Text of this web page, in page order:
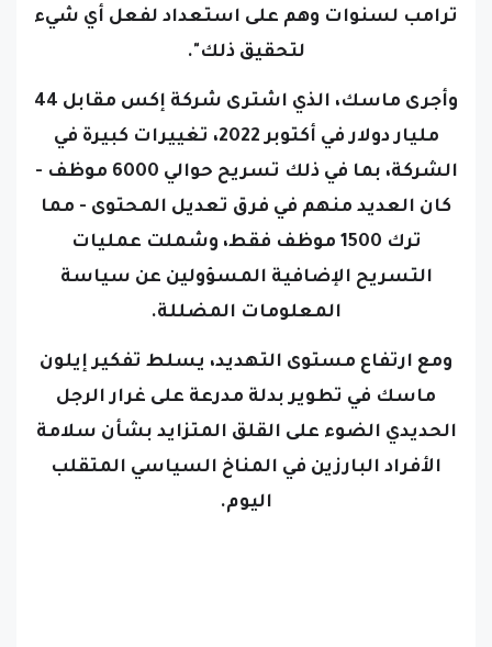
ترامب لسنوات وهم على استعداد لفعل أي شيء
لتحقيق ذلك".
وأجرى ماسك، الذي اشترى شركة إكس مقابل 44
مليار دولار في أكتوبر 2022، تغييرات كبيرة في
الشركة، بما في ذلك تسريح حوالي 6000 موظف -
كان العديد منهم في فرق تعديل المحتوى - مما
ترك 1500 موظف فقط، وشملت عمليات
التسريح الإضافية المسؤولين عن سياسة
المعلومات المضللة.
ومع ارتفاع مستوى التهديد، يسلط تفكير إيلون
ماسك في تطوير بدلة مدرعة على غرار الرجل
الحديدي الضوء على القلق المتزايد بشأن سلامة
الأفراد البارزين في المناخ السياسي المتقلب
اليوم.